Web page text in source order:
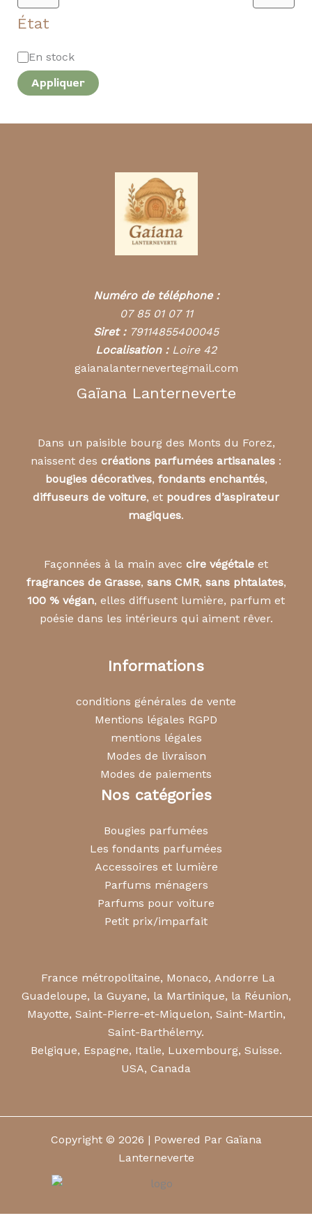
État
En stock
Appliquer
Numéro de téléphone :
07 85 01 07 11
Siret : 79114855400045
Localisation :Loire 42
gaianalanternevertegmail.com
Gaïana Lanterneverte
Dans un paisible bourg des Monts du Forez,
naissent des créations parfumées artisanales :
bougies décoratives, fondants enchantés,
diffuseurs de voiture, et poudres d’aspirateur
magiques.
Façonnées à la main avec cire végétale et
fragrances de Grasse, sans CMR, sans phtalates,
100 % végan, elles diffusent lumière, parfum et
poésie dans les intérieurs qui aiment rêver.
Informations
conditions générales de vente
Mentions légales RGPD
mentions légales
Modes de livraison
Modes de paiements
Nos catégories
Bougies parfumées
Les fondants parfumées
Accessoires et lumière
Parfums ménagers
Parfums pour voiture
Petit prix/imparfait
France métropolitaine, Monaco, Andorre La
Guadeloupe, la Guyane, la Martinique, la Réunion,
Mayotte, Saint-Pierre-et-Miquelon, Saint-Martin,
Saint-Barthélemy.
Belgique, Espagne, Italie, Luxembourg, Suisse.
USA, Canada
Copyright © 2026 | Powered Par Gaïana
Lanterneverte